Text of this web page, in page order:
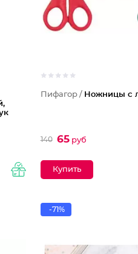
Пифагор / Ножницы с
140 65руб
-71%